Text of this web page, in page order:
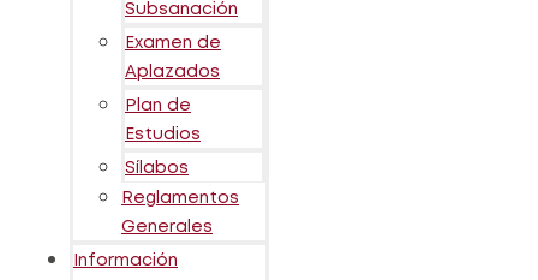
Subsanación
Examen de
Aplazados
Plan de
Estudios
Sílabos
Reglamentos
Generales
Información